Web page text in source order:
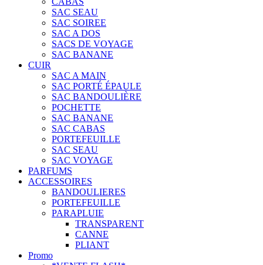
SAC SEAU
SAC SOIREE
SAC A DOS
SACS DE VOYAGE
SAC BANANE
CUIR
SAC A MAIN
SAC PORTÉ ÉPAULE
SAC BANDOULIÈRE
POCHETTE
SAC BANANE
SAC CABAS
PORTEFEUILLE
SAC SEAU
SAC VOYAGE
PARFUMS
ACCESSOIRES
BANDOULIERES
PORTEFEUILLE
PARAPLUIE
TRANSPARENT
CANNE
PLIANT
Promo